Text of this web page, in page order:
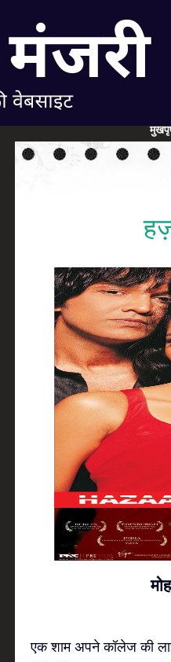
एक शाम अपने कॉलेज की